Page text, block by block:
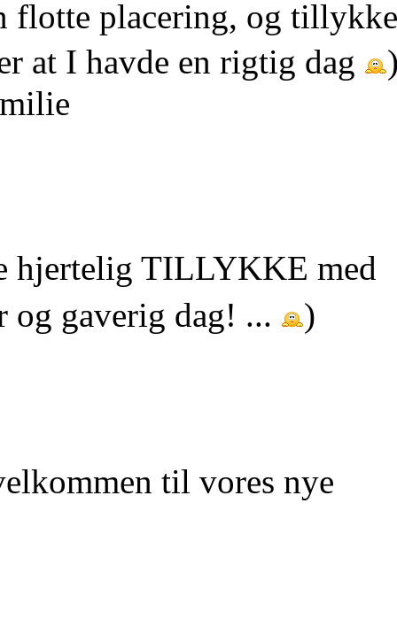
flotte placering, og
at I havde en rigtig dag
hjertelig TILLYKKE med
og gaverig dag! ...
)
til vores nye